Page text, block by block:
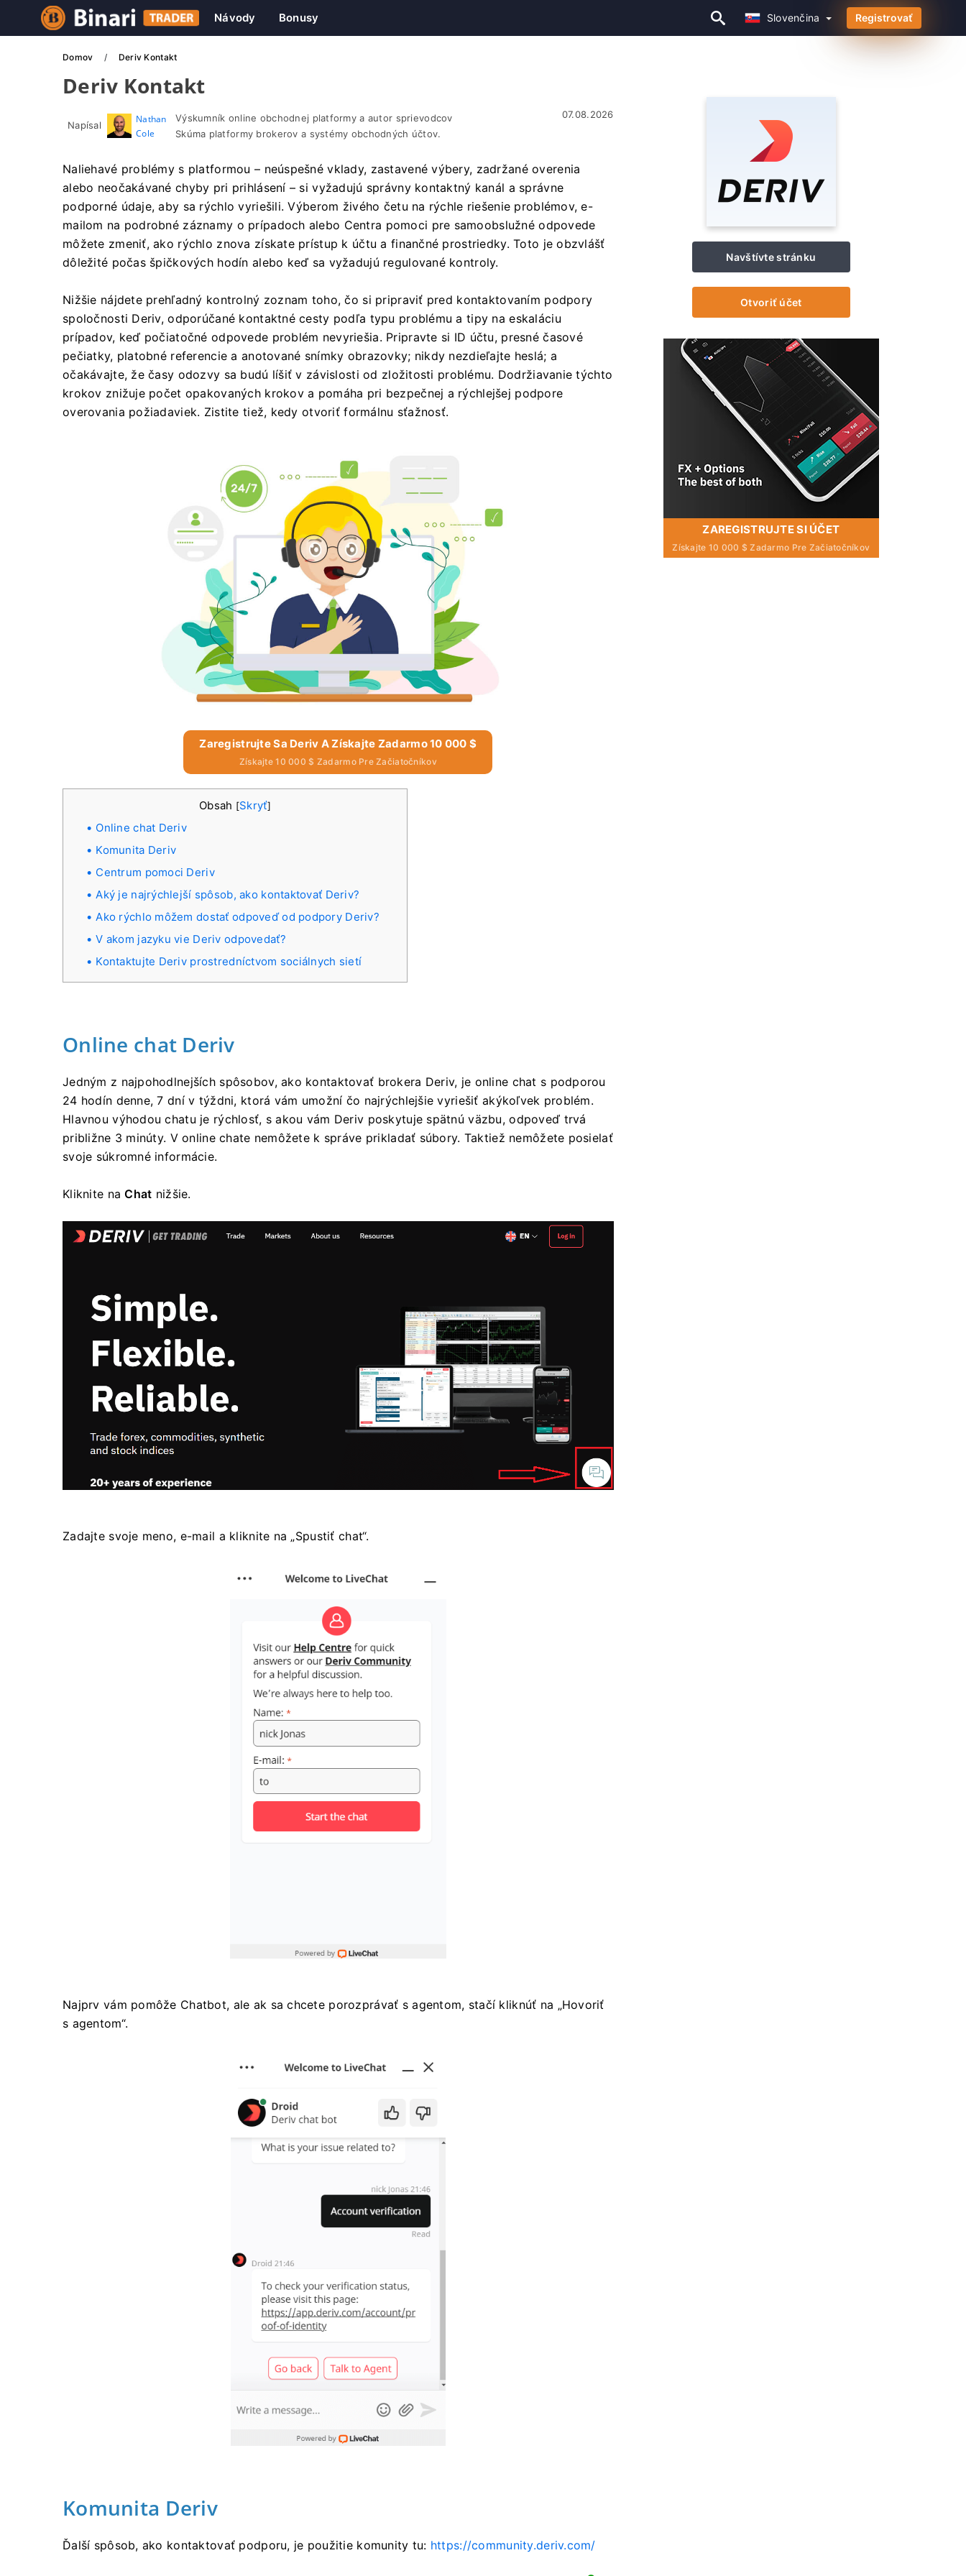
Slovenčina
Návody Bonusy Slovenčina Registrovať
Domov Deriv Kontakt
Deriv Kontakt
Napísal
Nathan
Cole
Výskumník online obchodnej platformy a autor sprievodcov
Skúma platformy brokerov a systémy obchodných účtov.
07.08.2026
Naliehavé problémy s platformou – neúspešné vklady, zastavené výbery, zadržané overenia
alebo neočakávané chyby pri prihlásení – si vyžadujú správny kontaktný kanál a správne
podporné údaje, aby sa rýchlo vyriešili. Výberom živého četu na rýchle riešenie problémov, e-
mailom na podrobné záznamy o prípadoch alebo Centra pomoci pre samoobslužné odpovede
môžete zmeniť, ako rýchlo znova získate prístup k účtu a finančné prostriedky. Toto je obzvlášť
dôležité počas špičkových hodín alebo keď sa vyžadujú regulované kontroly.
Nižšie nájdete prehľadný kontrolný zoznam toho, čo si pripraviť pred kontaktovaním podpory
spoločnosti Deriv, odporúčané kontaktné cesty podľa typu problému a tipy na eskaláciu
prípadov, keď počiatočné odpovede problém nevyriešia. Pripravte si ID účtu, presné časové
pečiatky, platobné referencie a anotované snímky obrazovky; nikdy nezdieľajte heslá; a
očakávajte, že časy odozvy sa budú líšiť v závislosti od zložitosti problému. Dodržiavanie týchto
krokov znižuje počet opakovaných krokov a pomáha pri bezpečnej a rýchlejšej podpore
overovania požiadaviek. Zistite tiež, kedy otvoriť formálnu sťažnosť.
Zaregistrujte Sa Deriv A Získajte Zadarmo 10 000 $
Získajte 10 000 $ Zadarmo Pre Začiatočníkov
Obsah [Skryť]
Online chat Deriv
Komunita Deriv
Centrum pomoci Deriv
Aký je najrýchlejší spôsob, ako kontaktovať Deriv?
Ako rýchlo môžem dostať odpoveď od podpory Deriv?
V akom jazyku vie Deriv odpovedať?
Kontaktujte Deriv prostredníctvom sociálnych sietí
Online chat Deriv
Jedným z najpohodlnejších spôsobov, ako kontaktovať brokera Deriv, je online chat s podporou
24 hodín denne, 7 dní v týždni, ktorá vám umožní čo najrýchlejšie vyriešiť akýkoľvek problém.
Hlavnou výhodou chatu je rýchlosť, s akou vám Deriv poskytuje spätnú väzbu, odpoveď trvá
približne 3 minúty. V online chate nemôžete k správe prikladať súbory. Taktiež nemôžete posielať
svoje súkromné ​​informácie.
Kliknite naChat nižšie.
Zadajte svoje meno, e-mail a kliknite na „Spustiť chat“.
Najprv vám pomôže Chatbot, ale ak sa chcete porozprávať s agentom, stačí kliknúť na „Hovoriť
s agentom“.
Komunita Deriv
Ďalší spôsob, ako kontaktovať podporu, je použitie komunity tu: https://community.deriv.com/
Navštívte stránku
Otvoriť účet
ZAREGISTRUJTE SI ÚČET
Získajte 10 000 $ Zadarmo Pre Začiatočníkov